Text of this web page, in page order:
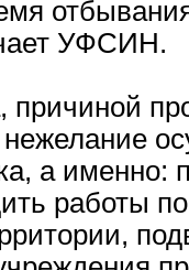
УФСИН.
а именно:
работы